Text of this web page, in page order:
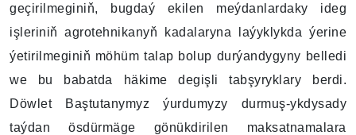
geçirilmeginiň, bugdaý ekilen meýdanlardaky ideg
işleriniň agrotehnikanyň kadalaryna laýyklykda ýerine
ýetirilmeginiň möhüm talap bolup durýandygyny belledi
we bu babatda häkime degişli tabşyryklary berdi.
Döwlet Baştutanymyz ýurdumyzy durmuş-ykdysady
taýdan ösdürmäge gönükdirilen maksatnamalara